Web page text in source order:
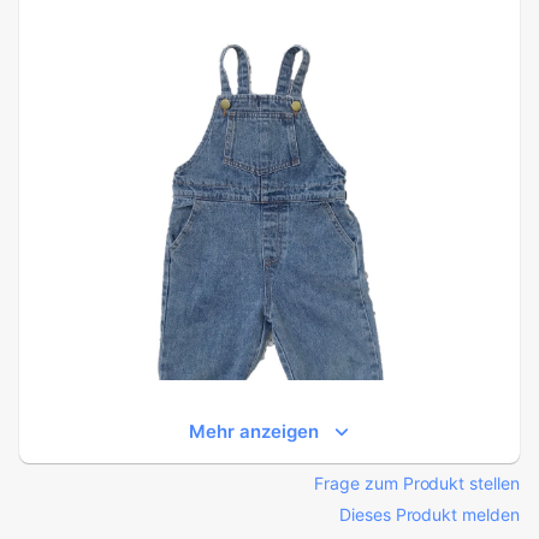
Mehr anzeigen
Frage zum Produkt stellen
Dieses Produkt melden